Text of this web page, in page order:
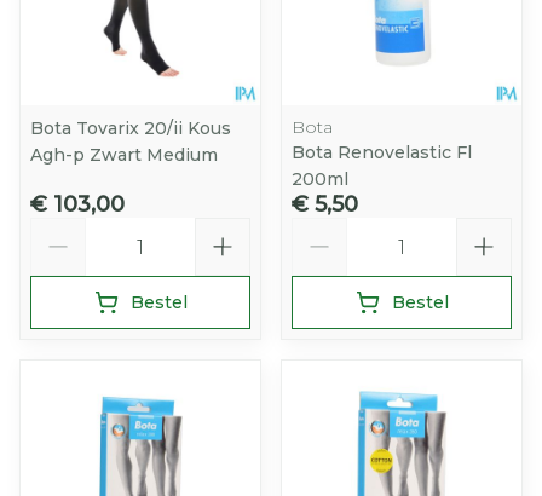
Bota Tovarix 20/ii Kous
Agh-p Zwart Medium
€ 103,00
Bestel
Bota
Bota Renovelastic Fl
200ml
€ 5,50
Bestel